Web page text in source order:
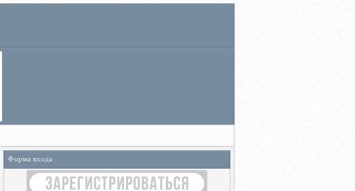
Форма входа